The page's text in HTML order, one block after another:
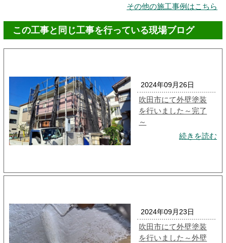
その他の施工事例はこちら
この工事と同じ工事を行っている現場ブログ
2024年09月26日
吹田市にて外壁塗装
を行いました～完了
～
続きを読む
2024年09月23日
吹田市にて外壁塗装
を行いました～外壁